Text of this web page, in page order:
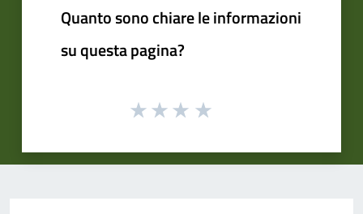
Quanto sono chiare le informazioni
su questa pagina?